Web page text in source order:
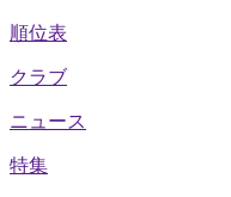
順位表
クラブ
ニュース
特集